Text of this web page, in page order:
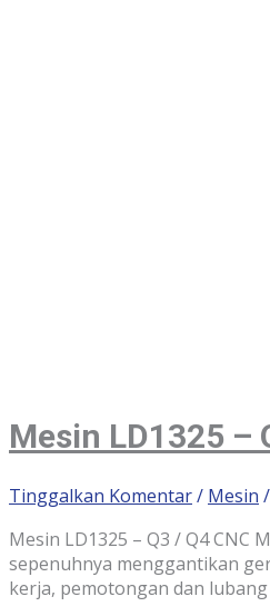
Mesin LD1325 –
Tinggalkan Komentar/ Mesin
Mesin LD1325 – Q3 / Q4
sepenuhnya menggantikan
kerja, pemotongan dan